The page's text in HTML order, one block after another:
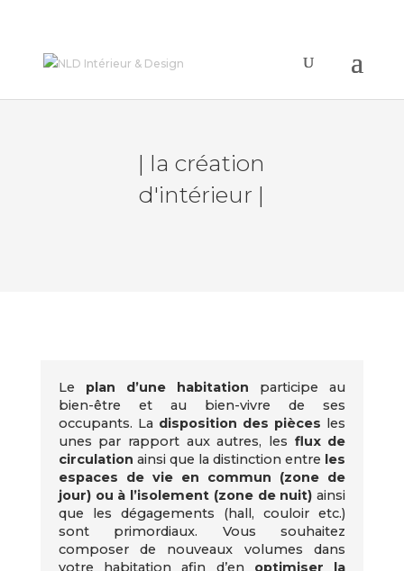
| la création
d'intérieur |
Le plan d’une habitation participe au
bien-être et au bien-vivre de ses
occupants. La disposition des pièces les
unes par rapport aux autres, les flux de
circulation ainsi que la distinction entre les
espaces de vie en commun (zone de
jour) ou à l’isolement (zone de nuit) ainsi
que les dégagements (hall, couloir etc.)
sont primordiaux. Vous souhaitez
composer de nouveaux volumes dans
votre habitation afin d’en optimiser la